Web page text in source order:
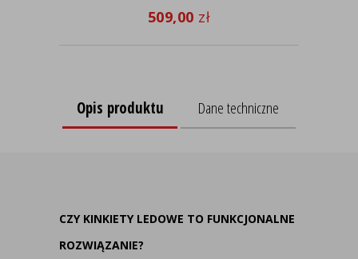
509,00 zł
Opis produktu Dane techniczne
CZY KINKIETY LEDOWE TO FUNKCJONALNE
ROZWIĄZANIE?